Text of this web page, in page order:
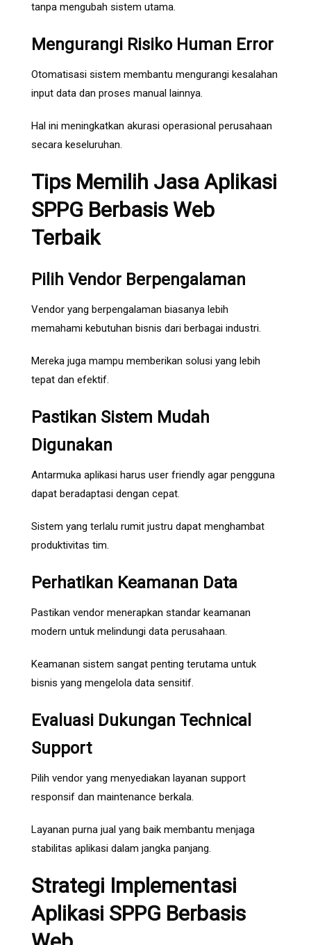
tanpa mengubah sistem utama.
Mengurangi Risiko Human Error
Otomatisasi sistem membantu mengurangi kesalahan
input data dan proses manual lainnya.
Hal ini meningkatkan akurasi operasional perusahaan
secara keseluruhan.
Tips Memilih Jasa Aplikasi
SPPG Berbasis Web
Terbaik
Pilih Vendor Berpengalaman
Vendor yang berpengalaman biasanya lebih
memahami kebutuhan bisnis dari berbagai industri.
Mereka juga mampu memberikan solusi yang lebih
tepat dan efektif.
Pastikan Sistem Mudah
Digunakan
Antarmuka aplikasi harus user friendly agar pengguna
dapat beradaptasi dengan cepat.
Sistem yang terlalu rumit justru dapat menghambat
produktivitas tim.
Perhatikan Keamanan Data
Pastikan vendor menerapkan standar keamanan
modern untuk melindungi data perusahaan.
Keamanan sistem sangat penting terutama untuk
bisnis yang mengelola data sensitif.
Evaluasi Dukungan Technical
Support
Pilih vendor yang menyediakan layanan support
responsif dan maintenance berkala.
Layanan purna jual yang baik membantu menjaga
stabilitas aplikasi dalam jangka panjang.
Strategi Implementasi
Aplikasi SPPG Berbasis